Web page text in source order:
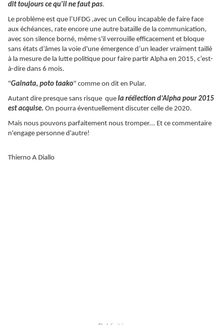
dit toujours ce qu'il ne faut pas.
Le problème est que l’UFDG ,avec un Cellou incapable de faire face
aux échéances, rate encore une autre bataille de la communication,
avec son silence borné, même s'il verrouille efficacement et bloque
sans états d’âmes la voie d'une émergence d’un leader vraiment taillé
à la mesure de la lutte politique pour faire partir Alpha en 2015, c’est-
à-dire dans 6 mois.
"Gainata, poto taako" comme on dit en Pular.
Autant dire presque sans risque que la réélection d’Alpha pour 2015
est acquise. On pourra éventuellement discuter celle de 2020.
Mais nous pouvons parfaitement nous tromper... Et ce commentaire
n'engage personne d'autre!
Thierno A Diallo